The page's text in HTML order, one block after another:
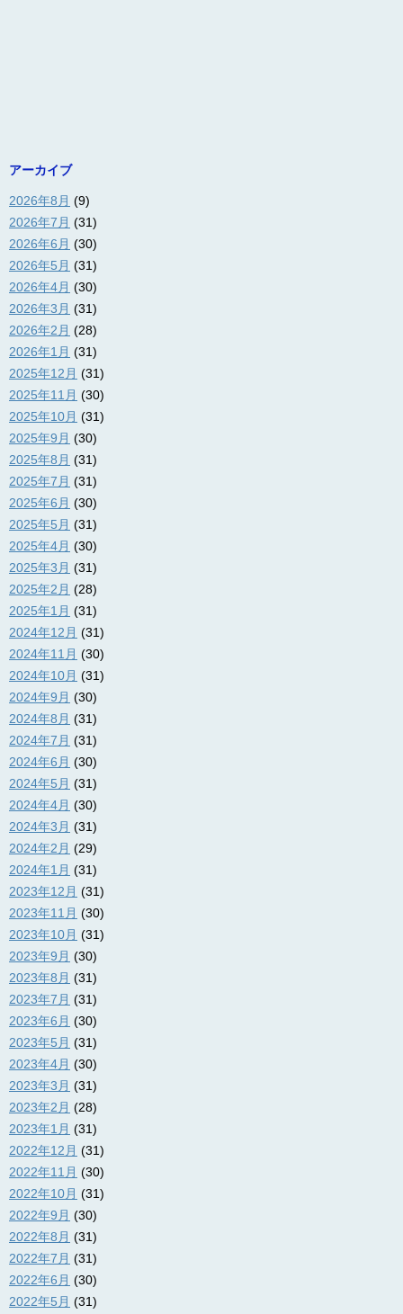
アーカイブ
2026年8月 (9)
2026年7月 (31)
2026年6月 (30)
2026年5月 (31)
2026年4月 (30)
2026年3月 (31)
2026年2月 (28)
2026年1月 (31)
2025年12月 (31)
2025年11月 (30)
2025年10月 (31)
2025年9月 (30)
2025年8月 (31)
2025年7月 (31)
2025年6月 (30)
2025年5月 (31)
2025年4月 (30)
2025年3月 (31)
2025年2月 (28)
2025年1月 (31)
2024年12月 (31)
2024年11月 (30)
2024年10月 (31)
2024年9月 (30)
2024年8月 (31)
2024年7月 (31)
2024年6月 (30)
2024年5月 (31)
2024年4月 (30)
2024年3月 (31)
2024年2月 (29)
2024年1月 (31)
2023年12月 (31)
2023年11月 (30)
2023年10月 (31)
2023年9月 (30)
2023年8月 (31)
2023年7月 (31)
2023年6月 (30)
2023年5月 (31)
2023年4月 (30)
2023年3月 (31)
2023年2月 (28)
2023年1月 (31)
2022年12月 (31)
2022年11月 (30)
2022年10月 (31)
2022年9月 (30)
2022年8月 (31)
2022年7月 (31)
2022年6月 (30)
2022年5月 (31)